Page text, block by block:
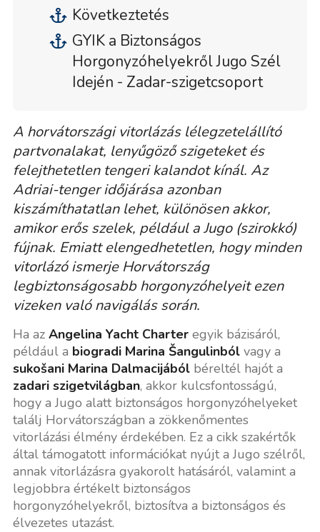
Következtetés
GYIK a Biztonságos
Horgonyzóhelyekről Jugo Szél
Idején - Zadar-szigetcsoport
A horvátországi vitorlázás lélegzetelállító
partvonalakat, lenyűgöző szigeteket és
felejthetetlen tengeri kalandot kínál. Az
Adriai-tenger időjárása azonban
kiszámíthatatlan lehet, különösen akkor,
amikor erős szelek, például a Jugo (szirokkó)
fújnak. Emiatt elengedhetetlen, hogy minden
vitorlázó ismerje Horvátország
legbiztonságosabb horgonyzóhelyeit ezen
vizeken való navigálás során.
Ha az Angelina Yacht Charteregyik bázisáról,
például a biogradi Marina Šangulinbólvagy a
sukošani Marina Dalmacijábólbéreltél hajót a
zadari szigetvilágban, akkor kulcsfontosságú,
hogy a Jugo alatt biztonságos horgonyzóhelyeket
találj Horvátországban a zökkenőmentes
vitorlázási élmény érdekében. Ez a cikk szakértők
által támogatott információkat nyújt a Jugo szélről,
annak vitorlázásra gyakorolt hatásáról, valamint a
legjobbra értékelt biztonságos
horgonyzóhelyekről, biztosítva a biztonságos és
élvezetes utazást.